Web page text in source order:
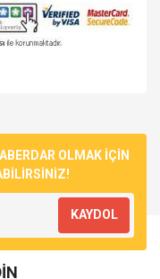
OLMAK İÇİN
KAYDOL